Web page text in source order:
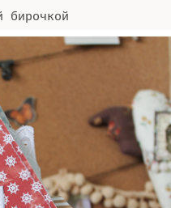
бирочкой